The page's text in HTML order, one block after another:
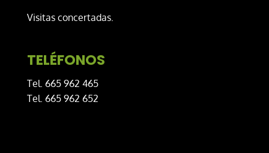
Visitas concertadas.
TELÉFONOS
Tel. 665 962 465
Tel. 665 962 652